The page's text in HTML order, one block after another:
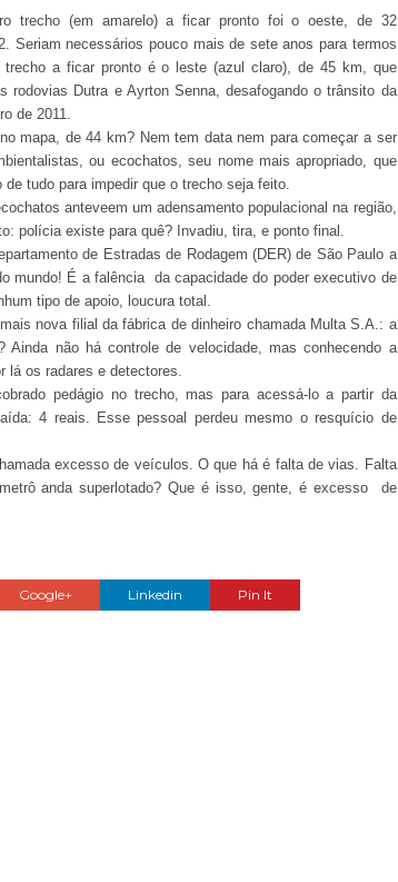
trecho (em amarelo) a ficar pronto foi o oeste, de 32
Seriam necessários pouco mais de sete anos para termos
a ficar pronto é o leste (azul claro), de 45 km, que
rodovias Dutra e Ayrton Senna, desafogando o trânsito da
de 2011.
mapa, de 44 km? Nem tem data nem para começar a ser
ou ecochatos, seu nome mais apropriado, que
tudo para impedir que o trecho seja feito.
anteveem um adensamento populacional na região,
polícia existe para quê? Invadiu, tira, e ponto final.
de Estradas de Rodagem (DER) de São Paulo a
mundo! É a falência da capacidade do poder executivo de
tipo de apoio, loucura total.
nova filial da fábrica de dinheiro chamada Multa S.A.: a
não há controle de velocidade, mas conhecendo a
lá os radares e detectores.
pedágio no trecho, mas para acessá-lo a partir da
4 reais. Esse pessoal perdeu mesmo o resquício de
excesso de veículos. O que há é falta de vias. Falta
anda superlotado? Que é isso, gente, é excesso de
Google+ Linkedin Pin It